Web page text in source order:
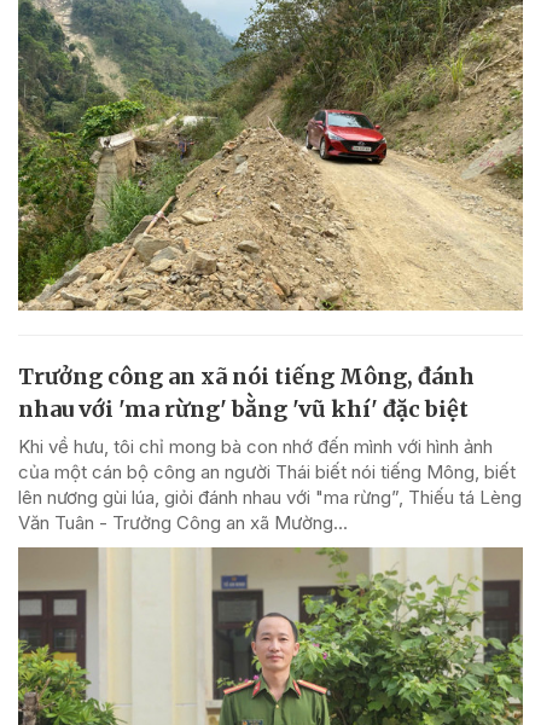
Trưởng công an xã nói tiếng Mông, đánh
nhau với 'ma rừng' bằng 'vũ khí' đặc biệt
Khi về hưu, tôi chỉ mong bà con nhớ đến mình với hình ảnh
của một cán bộ công an người Thái biết nói tiếng Mông, biết
lên nương gùi lúa, giỏi đánh nhau với "ma rừng”, Thiếu tá Lèng
Văn Tuân - Trưởng Công an xã Mường...